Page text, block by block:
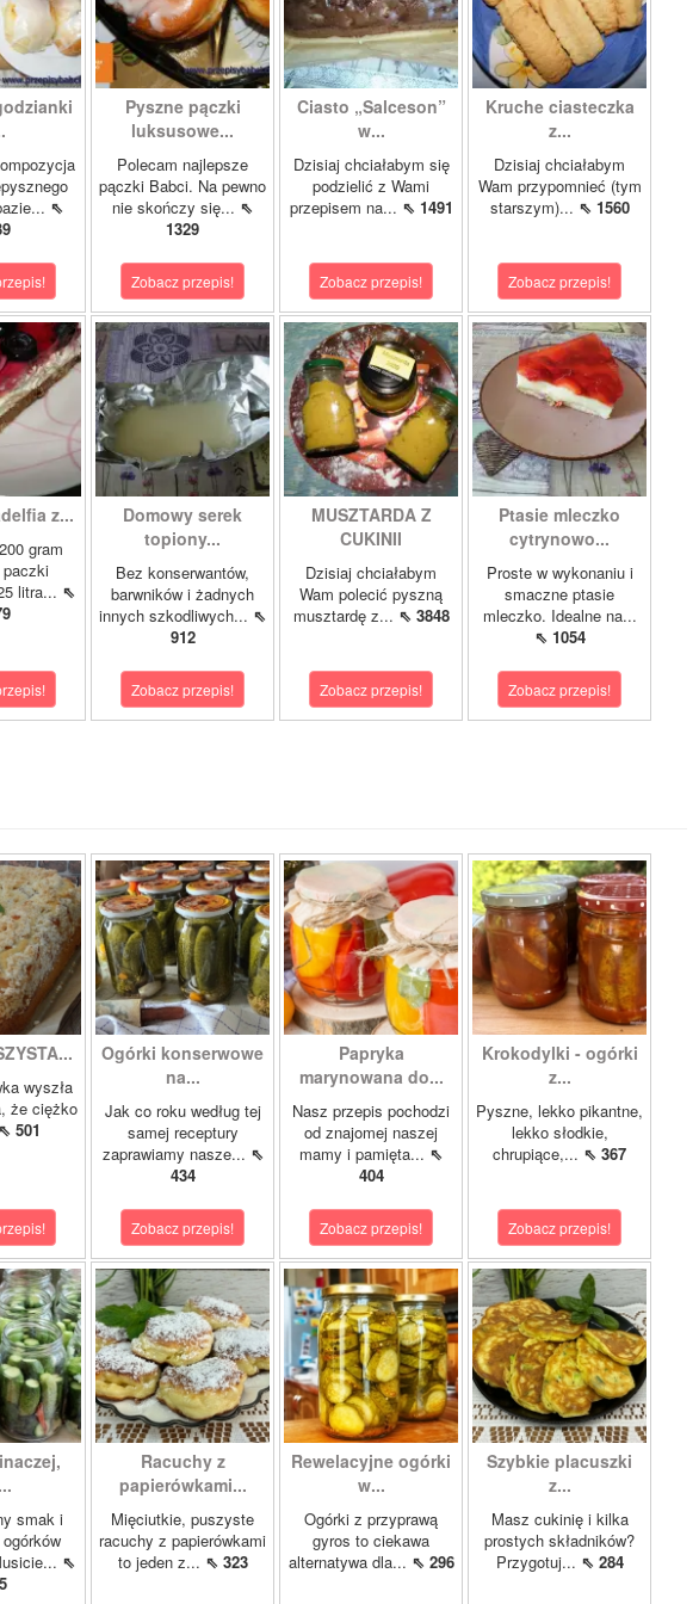
⇖
Pyszne pączki
luksusowe...
Polecam najlepsze
pączki Babci. Na pewno
nie skończy się... ⇖
1329
Zobacz przepis!
Ciasto „Salceson”
w...
Dzisiaj chciałabym się
podzielić z Wami
przepisem na... ⇖ 1491
Zobacz przepis!
Kruche ciasteczka
z...
Dzisiaj chciałabym
Wam przypomnieć (tym
starszym)... ⇖ 1560
Zobacz przepis!
z...
gram
litra... ⇖
Domowy serek
topiony...
Bez konserwantów,
barwników i żadnych
innych szkodliwych... ⇖
912
Zobacz przepis!
MUSZTARDA Z
CUKINII
Dzisiaj chciałabym
Wam polecić pyszną
musztardę z... ⇖ 3848
Zobacz przepis!
Ptasie mleczko
cytrynowo...
Proste w wykonaniu i
smaczne ptasie
mleczko. Idealne na...
⇖ 1054
Zobacz przepis!
wyszła
że ciężko
⇖ 501
Ogórki konserwowe
na...
Jak co roku według tej
samej receptury
zaprawiamy nasze... ⇖
434
Zobacz przepis!
Papryka
marynowana do...
Nasz przepis pochodzi
od znajomej naszej
mamy i pamięta... ⇖
404
Zobacz przepis!
Krokodylki - ogórki
z...
Pyszne, lekko pikantne,
lekko słodkie,
chrupiące,... ⇖ 367
Zobacz przepis!
smak i
⇖
Racuchy z
papierówkami...
Mięciutkie, puszyste
racuchy z papierówkami
to jeden z... ⇖ 323
Rewelacyjne ogórki
w...
Ogórki z przyprawą
gyros to ciekawa
alternatywa dla... ⇖ 296
Szybkie placuszki
z...
Masz cukinię i kilka
prostych składników?
Przygotuj... ⇖ 284